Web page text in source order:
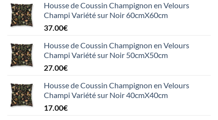
Housse de Coussin Champignon en Velours
Champi Variété sur Noir 60cmX60cm
37.00€
Housse de Coussin Champignon en Velours
Champi Variété sur Noir 50cmX50cm
27.00€
Housse de Coussin Champignon en Velours
Champi Variété sur Noir 40cmX40cm
17.00€